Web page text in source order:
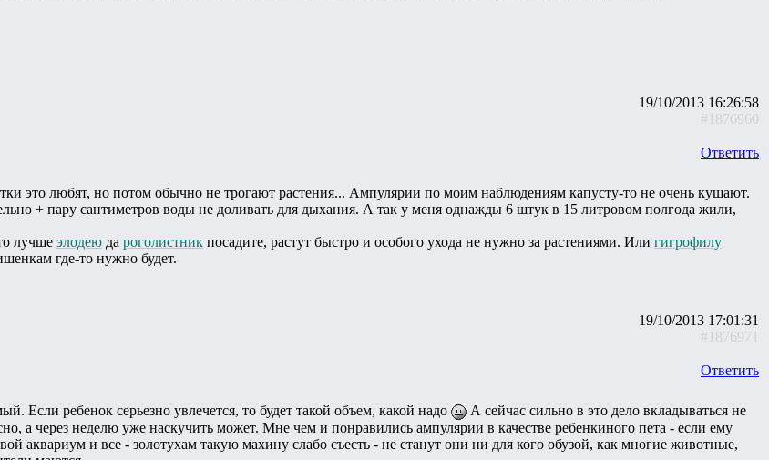
19/10/2013 16:26:58
#1876960
Ответить
это любят, но потом обычно не трогают растения... Ампулярии по моим наблюдениям капусту-то не очень кушают.
+ пару сантиметров воды не доливать для дыхания. А так у меня однажды 6 штук в 15 литровом полгода жили,
лучше элодею да роголистник посадите, растут быстро и особого ухода не нужно за растениями. Или гигрофилу
где-то нужно будет.
19/10/2013 17:01:31
#1876971
Ответить
Если ребенок серьезно увлечется, то будет такой объем, какой надо
А сейчас сильно в это дело вкладываться не
а через неделю уже наскучить может. Мне чем и понравились ампулярии в качестве ребенкиного пета - если ему
аквариум и все - золотухам такую махину слабо съесть - не станут они ни для кого обузой, как многие животные,